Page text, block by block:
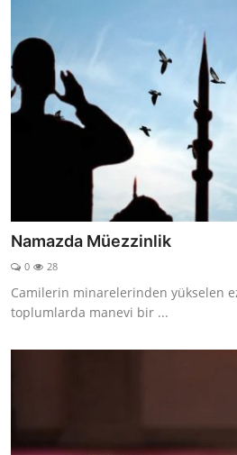
Namazda Müezzinlik
0 28
Camilerin minarelerinden yükselen
toplumlarda manevi bir ...